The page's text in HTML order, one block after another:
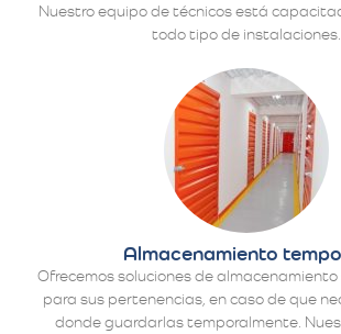
Nuestro equipo de técnicos está
todo tipo de instalaciones.
Almacenamiento
Ofrecemos soluciones de
para sus pertenencias, en caso de que
donde guardarlas temporalmente.